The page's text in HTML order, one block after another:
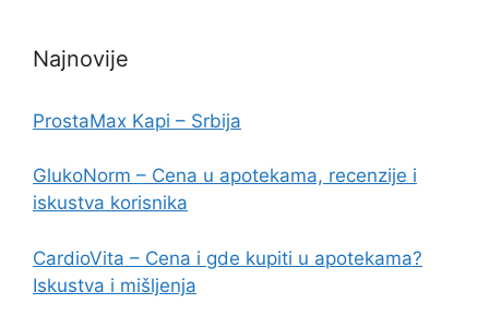
Najnovije
ProstaMax Kapi – Srbija
GlukoNorm – Cena u apotekama, recenzije i
iskustva korisnika
CardioVita – Cena i gde kupiti u apotekama?
Iskustva i mišljenja